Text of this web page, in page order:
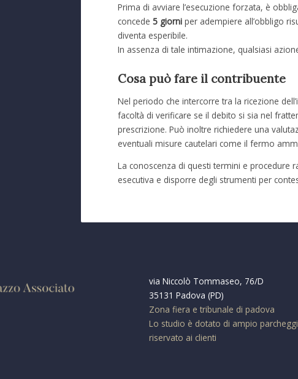
Prima di avviare l’esecuzione forzata, è
concede 5 giorniper adempiere all’obbligo
diventa esperibile.
In assenza di tale intimazione, qualsiasi
Cosa può fare il contribuente
Nel periodo che intercorre tra la ricezione
facoltà di verificare se il debito si sia nel
prescrizione. Può inoltre richiedere una
eventuali misure cautelari come il fermo
La conoscenza di questi termini e procedure
esecutiva e disporre degli strumenti per
via Niccolò Tommaseo, 76/D
35131 Padova (PD)
Zona fiera e tribunale di padova
Lo studio è dotato di ampio
riservato ai clienti